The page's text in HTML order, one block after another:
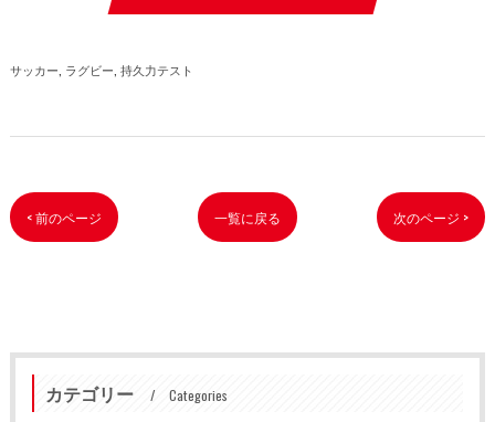
サッカー ラグビー 持久力テスト
< 前のページ 一覧に戻る 次のページ >
カテゴリー Categories